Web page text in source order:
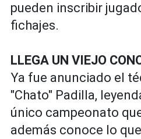
pueden inscribir
fichajes.
LLEGA UN VIEJO
Ya fue anunciado el
"Chato" Padilla,
único campeonato
además conoce lo